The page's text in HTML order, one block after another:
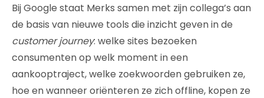
Bij Google staat Merks samen met zijn collega’s aan
de basis van nieuwe tools die inzicht geven in de
customer journey: welke sites bezoeken
consumenten op welk moment in een
aankooptraject, welke zoekwoorden gebruiken ze,
hoe en wanneer oriënteren ze zich offline, kopen ze